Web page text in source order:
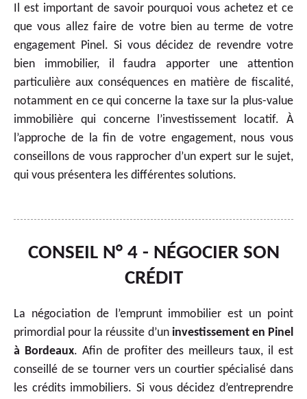
Il est important de savoir pourquoi vous achetez et ce
que vous allez faire de votre bien au terme de votre
engagement Pinel. Si vous décidez de revendre votre
bien immobilier, il faudra apporter une attention
particulière aux conséquences en matière de fiscalité,
notamment en ce qui concerne la taxe sur la plus-value
immobilière qui concerne l’investissement locatif. À
l’approche de la fin de votre engagement, nous vous
conseillons de vous rapprocher d’un expert sur le sujet,
qui vous présentera les différentes solutions.
CONSEIL N° 4 - NÉGOCIER SON
CRÉDIT
La négociation de l’emprunt immobilier est un point
primordial pour la réussite d’un investissement en Pinel
à Bordeaux. Afin de profiter des meilleurs taux, il est
conseillé de se tourner vers un courtier spécialisé dans
les crédits immobiliers. Si vous décidez d’entreprendre